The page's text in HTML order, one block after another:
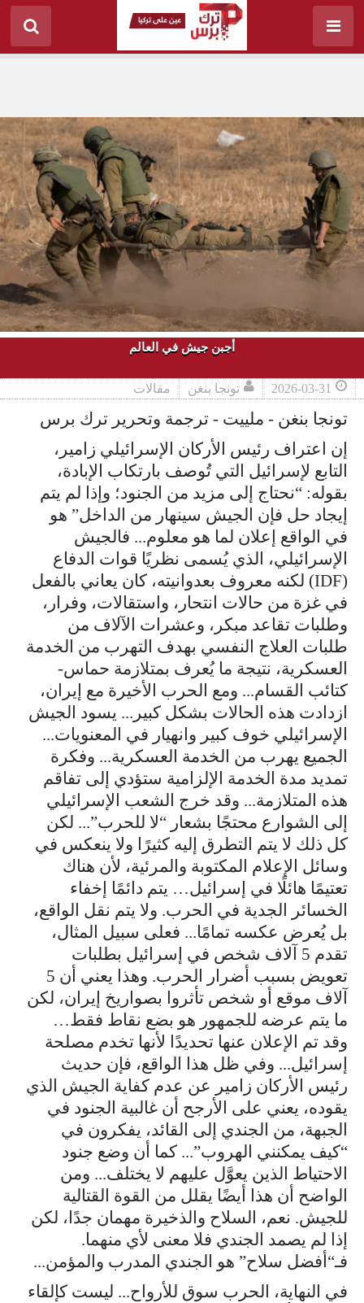
أجبن جيش في العالم
2026-03-31 تونجا بنغن مقالات
تونجا بنغن - ملييت - ترجمة وتحرير ترك برس
إن اعتراف رئيس الأركان الإسرائيلي زامير،
التابع لإسرائيل التي تُوصف بارتكاب الإبادة،
بقوله: “نحتاج إلى مزيد من الجنود؛ وإذا لم يتم
إيجاد حل فإن الجيش سينهار من الداخل” هو
في الواقع إعلان لما هو معلوم... فالجيش
الإسرائيلي، الذي يُسمى نظريًا قوات الدفاع
(IDF) لكنه معروف بعدوانيته، كان يعاني بالفعل
في غزة من حالات انتحار، واستقالات، وفرار،
وطلبات تقاعد مبكر، وعشرات الآلاف من
طلبات العلاج النفسي بهدف التهرب من الخدمة
العسكرية، نتيجة ما يُعرف بمتلازمة حماس-
كتائب القسام... ومع الحرب الأخيرة مع إيران،
ازدادت هذه الحالات بشكل كبير... يسود الجيش
الإسرائيلي خوف كبير وانهيار في المعنويات...
الجميع يهرب من الخدمة العسكرية... وفكرة
تمديد مدة الخدمة الإلزامية ستؤدي إلى تفاقم
هذه المتلازمة... وقد خرج الشعب الإسرائيلي
إلى الشوارع محتجًا بشعار “لا للحرب”... لكن
كل ذلك لا يتم التطرق إليه كثيرًا ولا ينعكس في
وسائل الإعلام المكتوبة والمرئية، لأن هناك
تعتيمًا هائلًا في إسرائيل… يتم دائمًا إخفاء
الخسائر الجدية في الحرب. ولا يتم نقل الواقع،
بل يُعرض عكسه تمامًا... فعلى سبيل المثال،
تقدم 5 آلاف شخص في إسرائيل بطلبات
تعويض بسبب أضرار الحرب. وهذا يعني أن 5
آلاف موقع أو شخص تأثروا بصواريخ إيران، لكن
ما يتم عرضه للجمهور هو بضع نقاط فقط…
وقد تم الإعلان عنها تحديدًا لأنها تخدم مصلحة
إسرائيل... وفي ظل هذا الواقع، فإن حديث
رئيس الأركان زامير عن عدم كفاية الجيش الذي
يقوده، يعني على الأرجح أن غالبية الجنود في
الجبهة، من الجندي إلى القائد، يفكرون في
“كيف يمكنني الهروب”... كما أن وضع جنود
الاحتياط الذين يعوَّل عليهم لا يختلف... ومن
الواضح أن هذا أيضًا يقلل من القوة القتالية
للجيش. نعم، السلاح والذخيرة مهمان جدًا، لكن
إذا لم يصمد الجندي فلا معنى لأي منهما.
فـ“أفضل سلاح” هو الجندي المدرب والمؤمن...
في النهاية، الحرب سوق للأرواح... ليست كإلقاء